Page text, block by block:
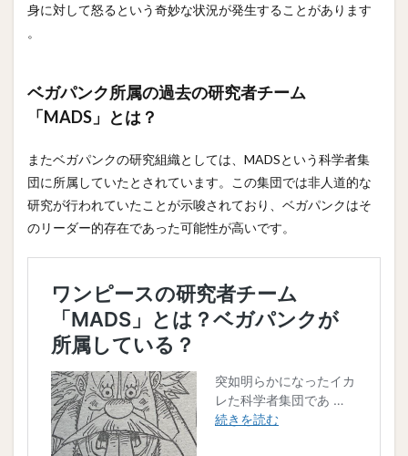
身に対して怒るという奇妙な状況が発生することがあります​
。
ベガパンク所属の過去の研究者チーム
「MADS」とは？
またベガパンクの研究組織としては、MADSという科学者集
団に所属していたとされています。この集団では非人道的な
研究が行われていたことが示唆されており、ベガパンクはそ
のリーダー的存在であった可能性が高いです。